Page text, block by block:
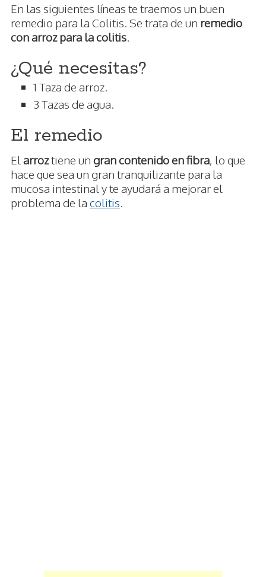
En las siguientes líneas te traemos un buen
remedio para la Colitis. Se trata de un remedio
con arroz para la colitis
¿Qué necesitas?
1 Taza de arroz.
3 Tazas de agua.
El remedio
El arroztiene un gran contenido en fibra, lo que
hace que sea un gran tranquilizante para la
mucosa intestinal y te ayudará a mejorar el
problema de la colitis